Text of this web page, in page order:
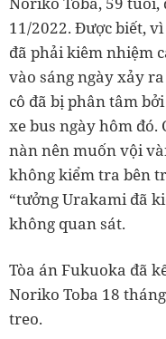
11/2022. Được biết,
đã phải kiêm nhiệm
vào sáng ngày xảy
cô đã bị phân tâm
xe bus ngày hôm đó.
nàn nên muốn vội
không kiểm tra bên
“tưởng Urakami đã
không quan sát.
Tòa án Fukuoka đã
Noriko Toba 18
treo.